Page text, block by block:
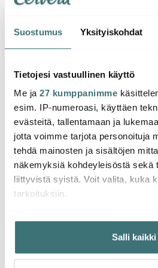
Suostumus Yksityiskohdat
Tietojesi vastuullinen käyttö
Me ja 27 kumppanimme
esim. IP-numeroasi, käyttäen
evästeitä, tallentamaan ja
jotta voimme tarjota personoituja
tehdä mainosten ja sisältöjen
näkemyksiä kohdeyleisöstä sekä
liittyvistä syistä. Voit valita, kuka
tarkoituksiin.
Jos sallit, haluamme myös tehdä
Kerätä tietoja
mahdollisesti muutaman
Salli kaikki
Klimchi
Rosaline
18.08 € 29.99 €
Saatavilla
cm
Saatat pitää